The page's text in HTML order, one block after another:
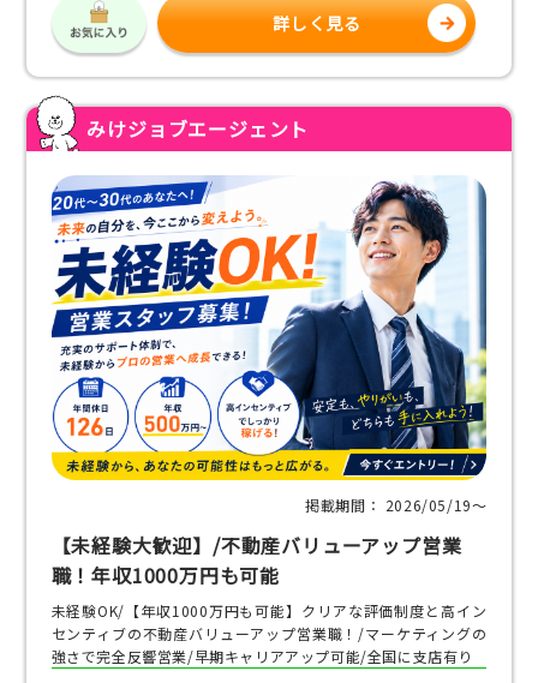
詳しく見る
みけジョブエージェント
掲載期間： 2026/05/19〜
【未経験大歓迎】/不動産バリューアップ営業
職！年収1000万円も可能
未経験OK/【年収1000万円も可能】クリアな評価制度と高イン
センティブの不動産バリューアップ営業職！/マーケティングの
強さで完全反響営業/早期キャリアアップ可能/全国に支店有り